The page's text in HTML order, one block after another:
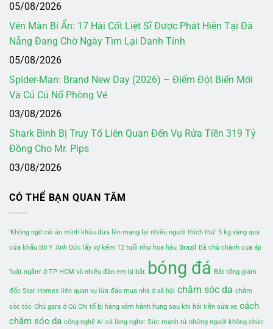
05/08/2026
Vén Màn Bí Ẩn: 17 Hài Cốt Liệt Sĩ Được Phát Hiện Tại Đà
Nẵng Đang Chờ Ngày Tìm Lại Danh Tính
05/08/2026
Spider-Man: Brand New Day (2026) – Điểm Đột Biến Mới
Và Cú Cú Nổ Phòng Vé
03/08/2026
Shark Bình Bị Truy Tố Liên Quan Đến Vụ Rửa Tiền 319 Tỷ
Đồng Cho Mr. Pips
03/08/2026
CÓ THỂ BẠN QUAN TÂM
'Không ngờ cái áo mình khâu đưa lên mạng lại nhiều người thích thú' 5 kg vàng qua
cửa khẩu Bờ Y Anh Đức lấy vợ kém 12 tuổi như hoa hậu Brazil Bà chủ chành cua áp
'luật ngầm' ở TP HCM và nhiều đàn em bị bắt bóng đá Bắt tổng giám
đốc Star Homes liên quan vụ lừa đảo mua nhà ở xã hội chăm sóc da chăm
sóc tóc Chủ gara ở Củ Chi tố bị hàng xóm hành hung sau khi hỏi tiền sửa xe cách
chăm sóc da công nghệ AI cả làng nghe: Sức mạnh từ những người không chức